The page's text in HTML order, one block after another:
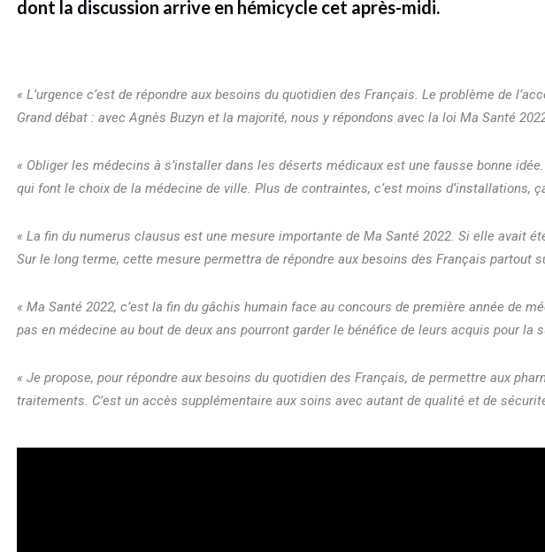
dont la discussion arrive en hémicycle cet après-midi.
« L’urgence c’est de répondre aux besoins du quotidien des Français. Le problème de
Grand débat : avec Agnès Buzyn et la majorité, nous y répondons avec la loi Ma Santé
« Obliger les médecins à s’installer dans les déserts médicaux est une fausse bonne idée.
qui font le choix de la médecine de ville. Plus de contraintes, c’est moins d’installations,
« La fin du numerus clausus est une mesure importante de Ma Santé 2022. Si elle avait
Sur le long terme, cette mesure permettra de répondre aux besoins des Français partout
« Ma Santé 2022, c’est la fin du gâchis humain face au concours de première année de
pas en médecine au bout de deux ans pourront garder le bénéfice de leurs acquis pour la
« Je propose, pour répondre aux besoins du quotidien des Français, de permettre aux
traitements. C’est un accès supplémentaire aux soins avec autant de qualité et de